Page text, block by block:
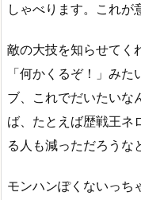
しゃべります。これが
敵の大技を知らせてく
「何かくるぞ！」み
ブ、これでだいたいな
ば、たとえば歴戦王ネ
る人も減っただろうな
モンハンぽくないっち